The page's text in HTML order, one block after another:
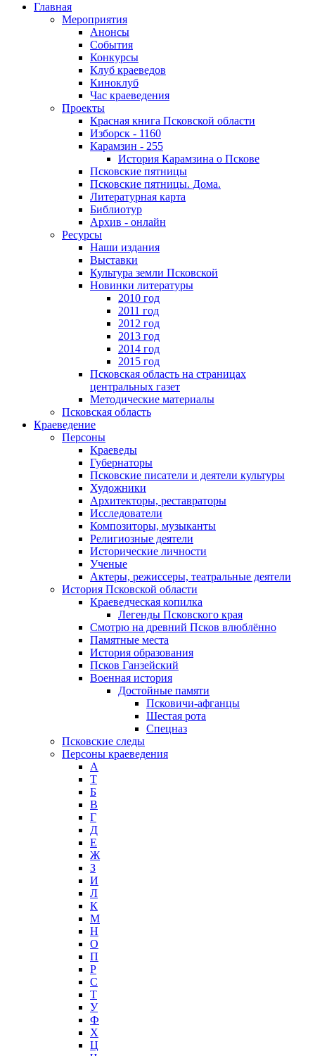
Главная
Мероприятия
Анонсы
События
Конкурсы
Клуб краеведов
Киноклуб
Час краеведения
Проекты
Красная книга Псковской области
Изборск - 1160
Карамзин - 255
История Карамзина о Пскове
Псковские пятницы
Псковские пятницы. Дома.
Литературная карта
Библиотур
Архив - онлайн
Ресурсы
Наши издания
Выставки
Культура земли Псковской
Новинки литературы
2010 год
2011 год
2012 год
2013 год
2014 год
2015 год
Псковская область на страницах
центральных газет
Методические материалы
Псковская область
Краеведение
Персоны
Краеведы
Губернаторы
Псковские писатели и деятели культуры
Художники
Архитекторы, реставраторы
Исследователи
Композиторы, музыканты
Религиозные деятели
Исторические личности
Ученые
Актеры, режиссеры, театральные деятели
История Псковской области
Краеведческая копилка
Легенды Псковского края
Смотрю на древний Псков влюблённо
Памятные места
История образования
Псков Ганзейский
Военная история
Достойные памяти
Псковичи-афганцы
Шестая рота
Спецназ
Псковские следы
Персоны краеведения
А
T
Б
В
Г
Д
Е
Ж
З
И
Л
К
М
Н
О
П
Р
С
Т
У
Ф
Х
Ц